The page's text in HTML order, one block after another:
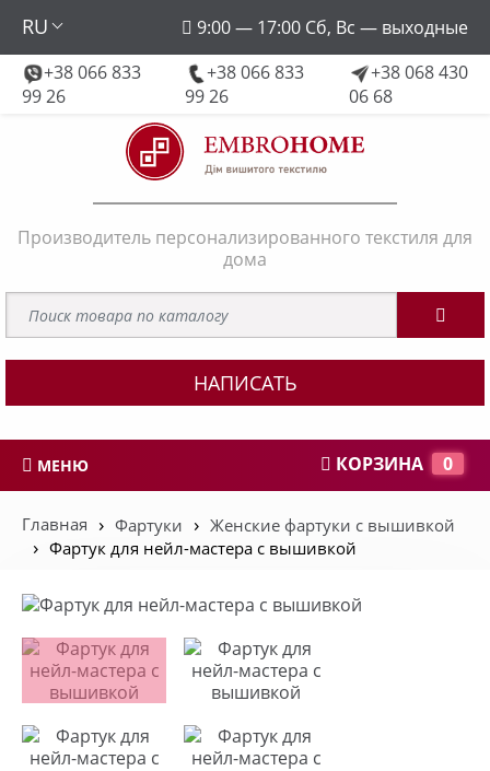
RU
9:00 — 17:00 Сб, Вс — выходные
+38 066 833
99 26
+38 066 833
99 26
+38 068 430
06 68
embroforhome@gmail.com
Производитель персонализированного текстиля для
дома
НАПИСАТЬ
МЕНЮ КОРЗИНА 0
Главная Фартуки
Женские фартуки с вышивкой
Фартук для нейл-мастера с вышивкой